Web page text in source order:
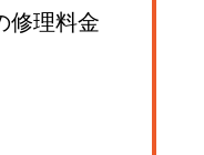
修理料金